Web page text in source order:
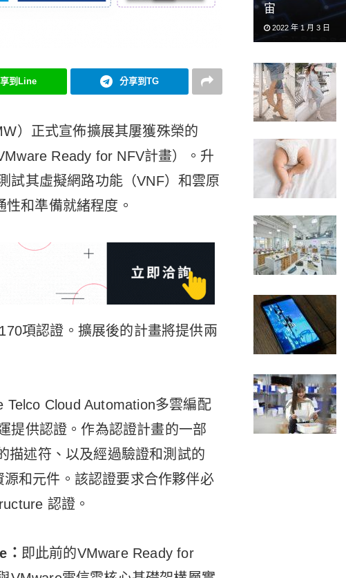
到Line 分享到TG
）正式宣佈擴展其屢獲殊榮的
Ready for NFV計畫）。升
試其虛擬網路功能（VNF）和雲原
和準備就緒程度。
項認證。擴展後的計畫將提供兩
Telco Cloud Automation多雲編配
提供認證。作為認證計畫的一部
描述符、以及經過驗證和測試的
和元件。該認證要求合作夥伴必
認證。
： 即此前的VMware Ready for
宙
2022 年 1 月 3 日